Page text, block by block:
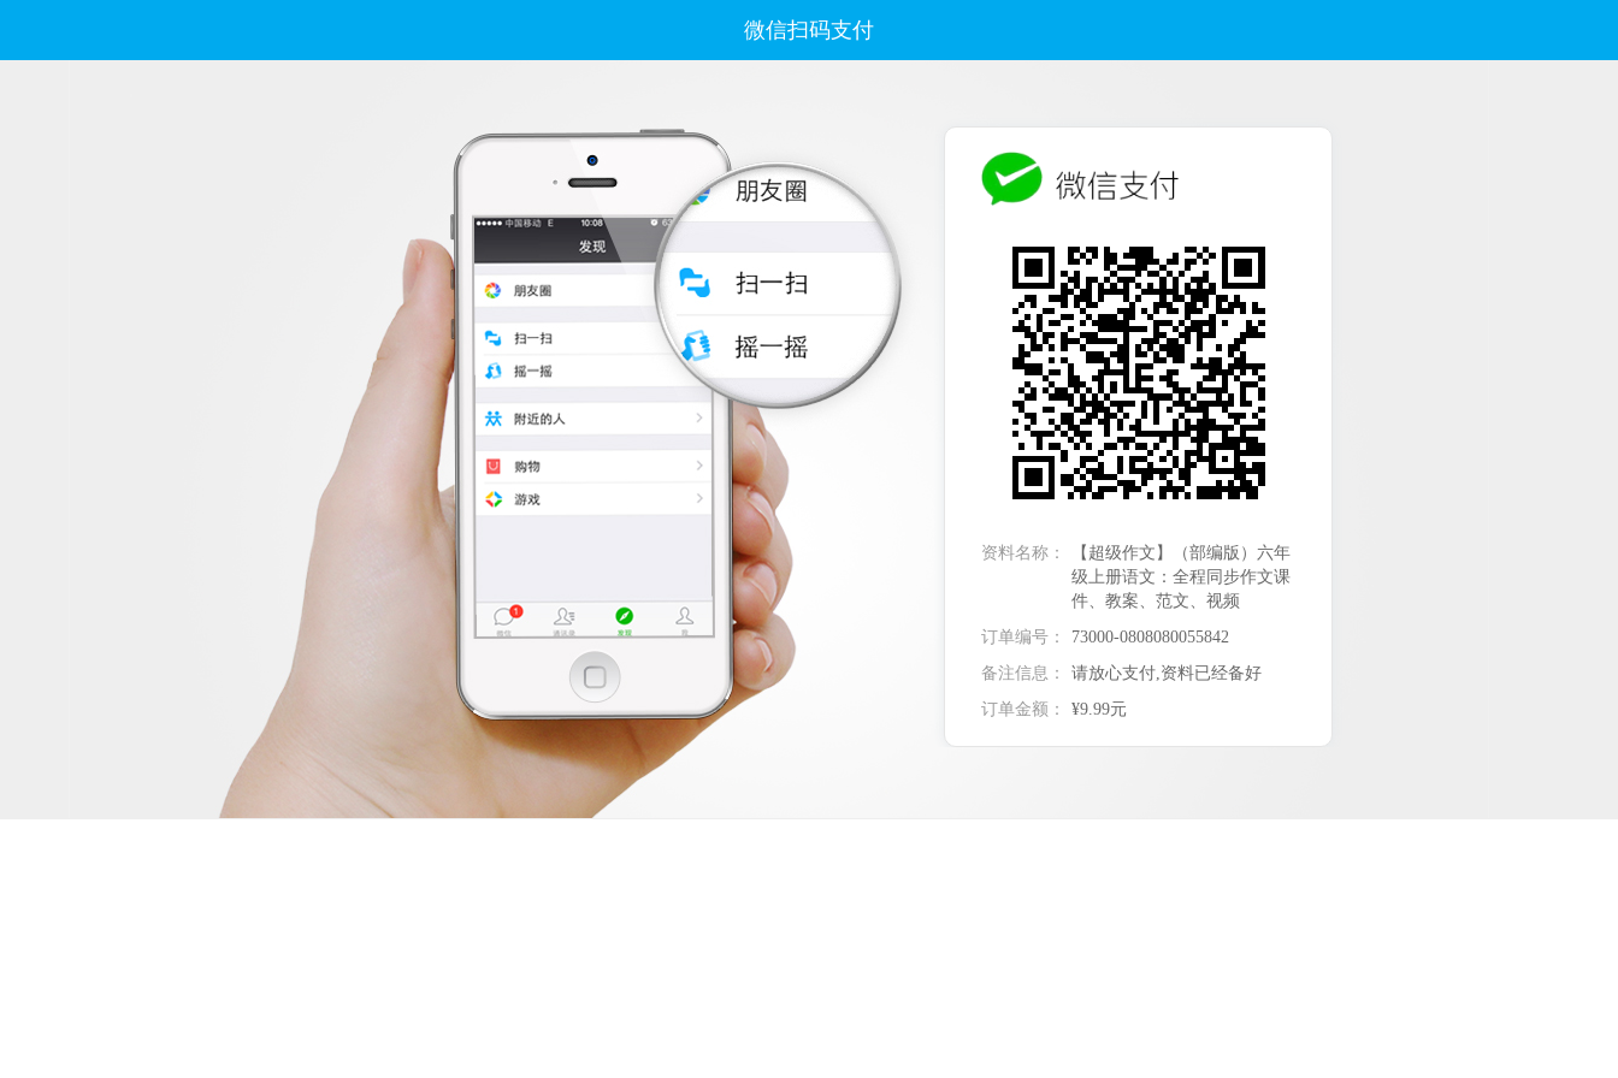
微信扫码支付
资料名称：
【超级作文】（部编版）六年
级上册语文：全程同步作文课
件、教案、范文、视频
订单编号：
73000-0808080055842
备注信息：
请放心支付,资料已经备好
订单金额：
¥9.99元
实付金额： 9.99